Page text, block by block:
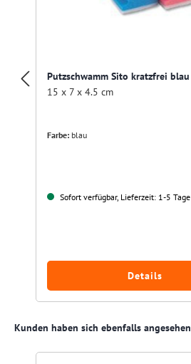
Putzschwamm Sito kratzfrei blau
15 x 7 x 4.5 cm
Farbe: blau
Sofort verfügbar, Lieferzeit: 1-5 Tage
Details
Produktgalerie überspringen
Kunden haben sich ebenfalls angesehen